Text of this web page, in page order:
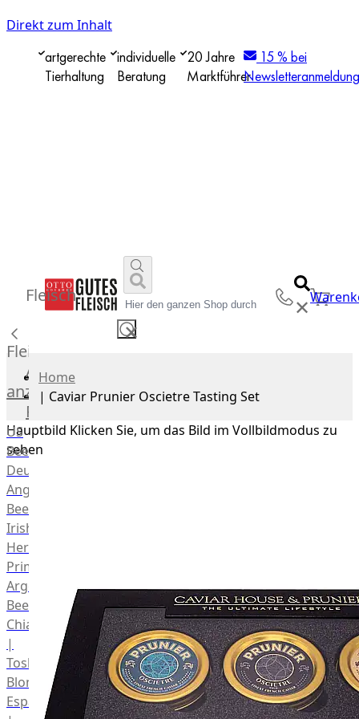
Direkt zum Inhalt
artgerechte
Tierhaltung
individuelle
Beratung
20 Jahre
Marktführer
15 % bei
Newsletteranmeldung
✕
✕
Fleisch
Fleisch
Alle
anzeigen
Rind
US
Beef
Deutsches
Angus
Beef
Irish
Hereford
Prime
Argentina
Beef
Chianina
|
Toskana
Blonda
Espanola
Home
| Caviar Prunier Oscietre Tasting Set
Hauptbild Klicken Sie, um das Bild im Vollbildmodus zu
sehen